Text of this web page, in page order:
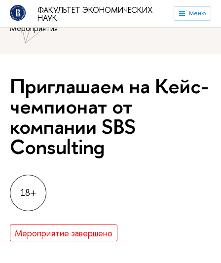
ФАКУЛЬТЕТ ЭКОНОМИЧЕСКИХ
НАУК Меню
Национальный исследовательский университет «Высшая
школа экономики»
Факультет экономических наук
Мероприятия
Приглашаем на Кейс-
чемпионат от
компании SBS
Consulting
18+
Мероприятие завершено